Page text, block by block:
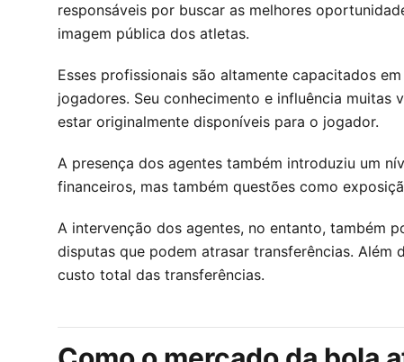
responsáveis por buscar as melhores
imagem pública dos atletas.
Esses profissionais são altamente capacitados
jogadores. Seu conhecimento e influência
estar originalmente disponíveis para o jogador.
A presença dos agentes também introduziu um
financeiros, mas também questões como
A intervenção dos agentes, no entanto, também
disputas que podem atrasar transferências.
custo total das transferências.